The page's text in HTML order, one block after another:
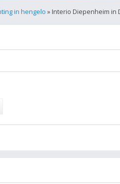
in hengelo » Interio Diepenheim in